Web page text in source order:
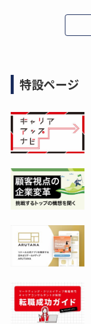
特設ページ